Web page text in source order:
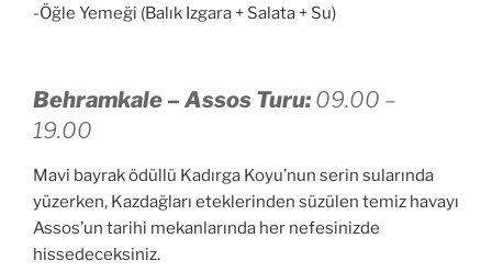
-Öğle Yemeği (Balık Izgara + Salata + Su)
Behramkale – Assos Turu: 09.00 –
19.00
Mavi bayrak ödüllü Kadırga Koyu’nun serin sularında
yüzerken, Kazdağları eteklerinden süzülen temiz havayı
Assos’un tarihi mekanlarında her nefesinizde
hissedeceksiniz.